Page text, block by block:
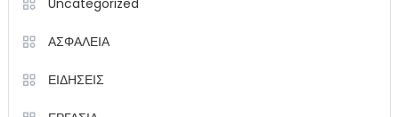
ΑΣΦΑΛΕΙΑ
ΕΙΔΗΣΕΙΣ